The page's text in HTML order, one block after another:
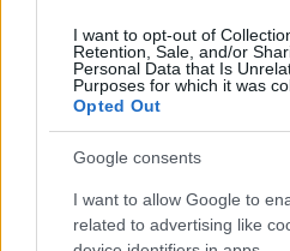
I want to opt-out of
Retention, Sale, and/or
Personal Data that Is
Purposes for which it was
Opted Out
Google consents
I want to allow Google to
related to advertising like
TáncPark -
élőben
mtothorsi•2020. június 24.
táncok júliusban Buda
rendezvényhelyszínén, a